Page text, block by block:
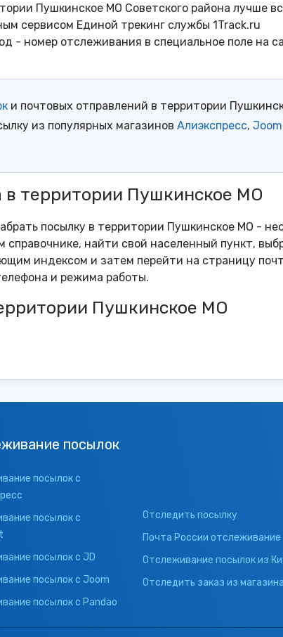
Пушкинское МО Советского района лучше
сервисом Единой трекинг службы 1Track.ru
- номер отслеживания в специальное поле на
и почтовых отправлений в территории
из популярных магазинов Алиэкспресс, Joom
в территории Пушкинское МО
посылку в территории Пушкинское МО -
найти свой населенный пункт,
индексом и затем перейти на страницу
и режима работы.
Пушкинское МО
посылок
посылок с
посылок с
посылок с JD
посылок с Joom
посылок с Pandao
Отследить посылку
Почта России отслеживание
Отслеживание посылок из
Отследить заказ из магазина